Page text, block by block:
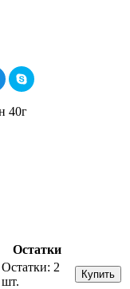
Остатки
Остатки: 2
шт.
Купить